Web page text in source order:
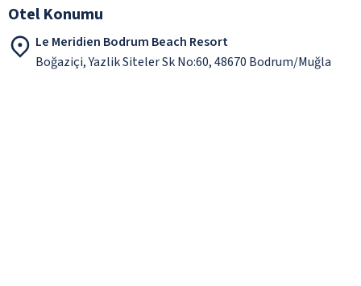
Otel Konumu
Le Meridien Bodrum Beach Resort
Boğaziçi, Yazlik Siteler Sk No:60, 48670 Bodrum/Muğla